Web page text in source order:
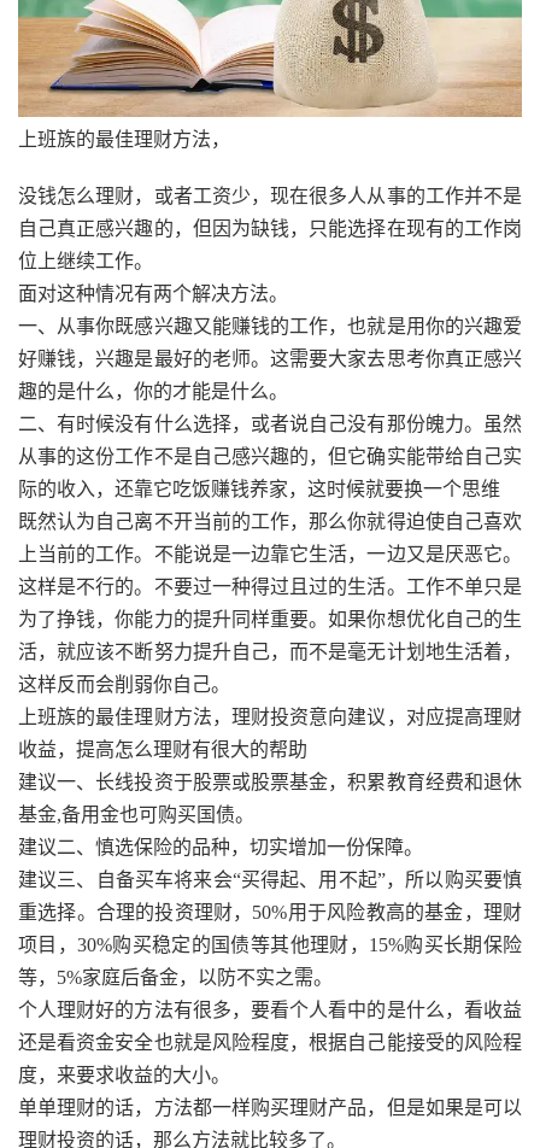
上班族的最佳理财方法，
没钱怎么理财，或者工资少，现在很多人从事的工作并不是
自己真正感兴趣的，但因为缺钱，只能选择在现有的工作岗
位上继续工作。
面对这种情况有两个解决方法。
一、从事你既感兴趣又能赚钱的工作，也就是用你的兴趣爱
好赚钱，兴趣是最好的老师。这需要大家去思考你真正感兴
趣的是什么，你的才能是什么。
二、有时候没有什么选择，或者说自己没有那份魄力。虽然
从事的这份工作不是自己感兴趣的，但它确实能带给自己实
际的收入，还靠它吃饭赚钱养家，这时候就要换一个思维
既然认为自己离不开当前的工作，那么你就得迫使自己喜欢
上当前的工作。不能说是一边靠它生活，一边又是厌恶它。
这样是不行的。不要过一种得过且过的生活。工作不单只是
为了挣钱，你能力的提升同样重要。如果你想优化自己的生
活，就应该不断努力提升自己，而不是毫无计划地生活着，
这样反而会削弱你自己。
上班族的最佳理财方法，理财投资意向建议，对应提高理财
收益，提高怎么理财有很大的帮助
建议一、长线投资于股票或股票基金，积累教育经费和退休
基金,备用金也可购买国债。
建议二、慎选保险的品种，切实增加一份保障。
建议三、自备买车将来会“买得起、用不起”，所以购买要慎
重选择。合理的投资理财，50%用于风险教高的基金，理财
项目，30%购买稳定的国债等其他理财，15%购买长期保险
等，5%家庭后备金，以防不实之需。
个人理财好的方法有很多，要看个人看中的是什么，看收益
还是看资金安全也就是风险程度，根据自己能接受的风险程
度，来要求收益的大小。
单单理财的话，方法都一样购买理财产品，但是如果是可以
理财投资的话，那么方法就比较多了。